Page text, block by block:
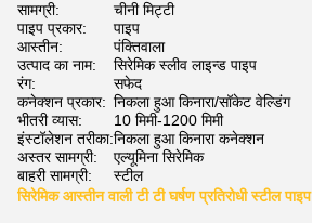
सामग्री:
चीनी मिट्टी
पाइप प्रकार:
पाइप
आस्तीन:
पंक्तिवाला
उत्पाद का नाम:
सिरेमिक स्लीव लाइन्ड पाइप
रंग:
सफेद
कनेक्शन प्रकार: निकला हुआ किनारा/सॉकेट वेल्डिंग
भीतरी व्यास:
10 मिमी-1200 मिमी
इंस्टॉलेशन तरीका:निकला हुआ किनारा कनेक्शन
अस्तर सामग्री:
एल्यूमिना सिरेमिक
बाहरी सामग्री:
स्टील
सिरेमिक आस्तीन वाली टी टी घर्षण प्रतिरोधी स्टील पाइप